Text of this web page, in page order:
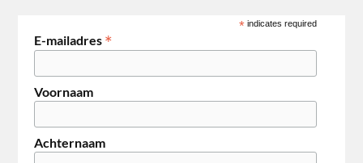
* indicates required
E-mailadres *
Voornaam
Achternaam